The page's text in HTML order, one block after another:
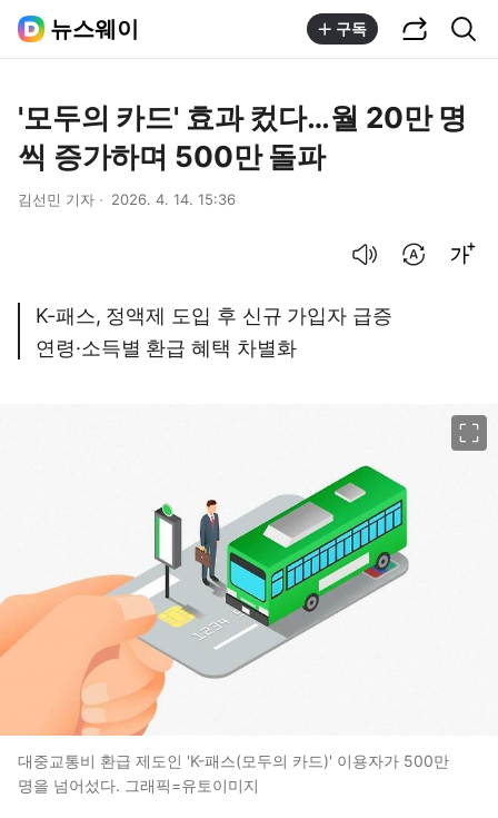
뉴스웨이 구독
'모두의 카드' 효과 컸다…월 20만 명
씩 증가하며 500만 돌파
김선민 기자 2026. 4. 14. 15:36
K-패스, 정액제 도입 후 신규 가입자 급증
연령·소득별 환급 혜택 차별화
대중교통비 환급 제도인 'K-패스(모두의 카드)' 이용자가 500만
명을 넘어섰다. 그래픽=유토이미지